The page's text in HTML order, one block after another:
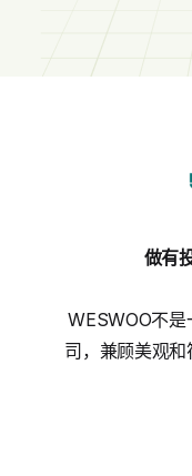
做有
WESWOO不
司，兼顾美观